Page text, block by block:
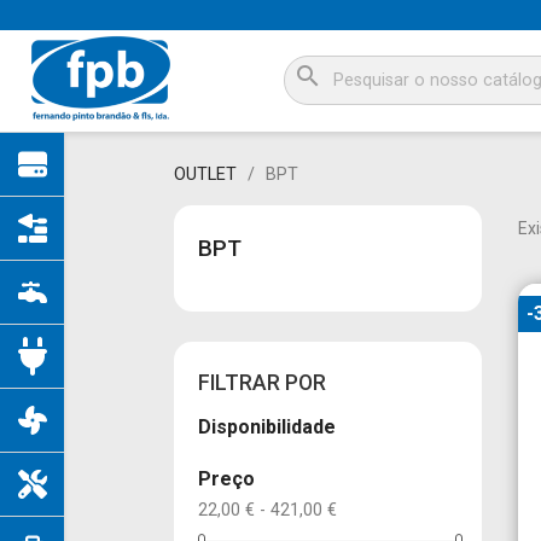
search
OUTLET BPT
BPT
FILTRAR POR
Disponibilidade
Preço
22,00 € - 421,00 €
-